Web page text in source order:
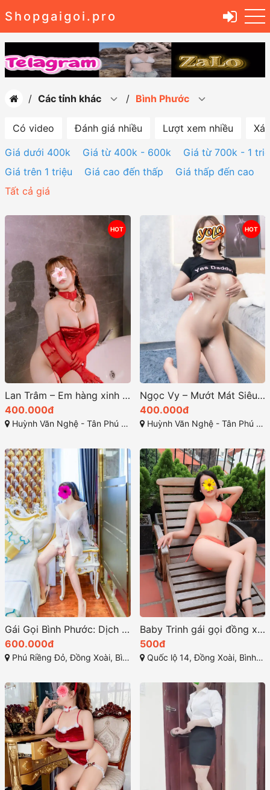
Shopgaigoi.pro
Các tỉnh khác Bình Phước
Có video Đánh giá nhiều Lượt xem nhiều
Giá dưới 400k
Giá từ 400k - 600k
Giá từ 700k - 1
Giá trên 1 triệu
Giá cao đến thấp
Giá thấp đến cao
Tất cả giá
HOT
Lan Trâm – Em hàng xinh đẹp, đầy quyến rũ, và kỹ năng đỉnh
400.000đ
Huỳnh Văn Nghệ - Tân Phú - Đồng Xoài
HOT
Ngọc Vy – Mướt Mát Siêu Cuốn Hút, Dâm Dâm Đa Tình
400.000đ
Huỳnh Văn Nghệ - Tân Phú - Đồng Xoài
Gái Gọi Bình Phước: Dịch Vụ Gái Gú Uy Tín tại TP Đồng Xoài
600.000đ
Phú Riềng Đỏ, Đồng Xoài, Bình Phước
Baby Trinh gái gọi đồng xoài bình phước đẹp lung linh
500đ
Quốc lộ 14, Đồng Xoài, Bình Phước